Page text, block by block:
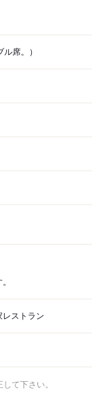
席。）
レストラン
て下さい。